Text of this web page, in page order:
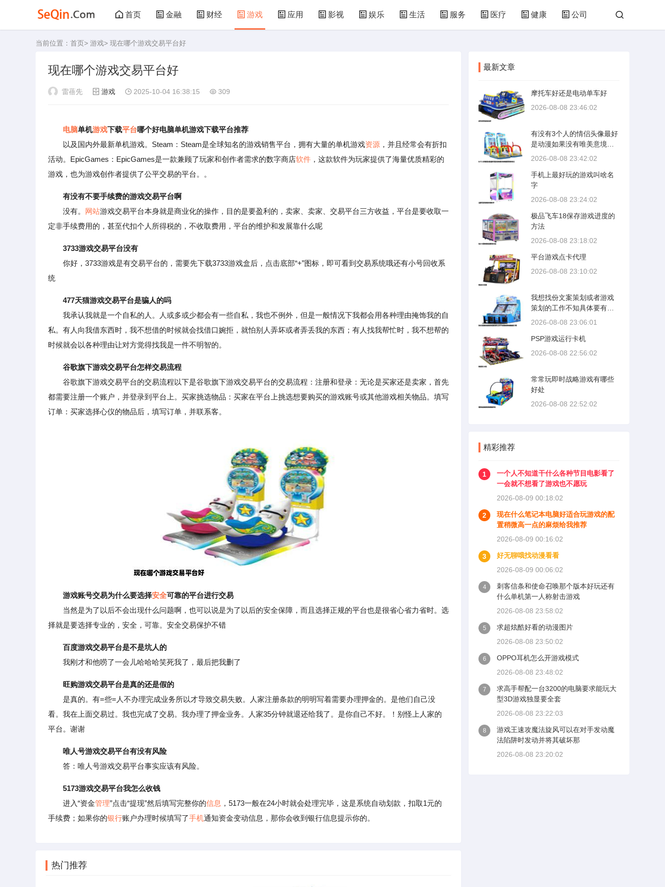
首页 金融 财经 游戏 应用 影视 娱乐 生活 服务 医疗 健康 公司
管理 文学
败家 厨房
当前位置： 首页> 游戏> 现在哪个游戏交易平台好
现在哪个游戏交易平台好
雷蓓先 游戏 2025-10-04 16:38:15 309
电脑单机游戏下载平台哪个好电脑单机游戏下载平台推荐
以及国内外最新单机游戏。Steam：Steam是全球知名的游戏销售平台，拥有大量的单机游戏资源 ，并且经常会有折扣
活动。EpicGames：EpicGames是一款兼顾了玩家和创作者需求的数字商店软件 ，这款软件为玩家提供了海量优质精彩的
游戏，也为游戏创作者提供了公平交易的平台。。
有没有不要手续费的游戏交易平台啊
没有。 网站游戏交易平台本身就是商业化的操作，目的是要盈利的，卖家、卖家、交易平台三方收益，平台是要收取一
定非手续费用的，甚至代扣个人所得税的，不收取费用，平台的维护和发展靠什么呢
3733游戏交易平台没有
你好，3733游戏是有交易平台的，需要先下载3733游戏盒后，点击底部“+”图标，即可看到交易系统哦还有小号回收系
统
477天猫游戏交易平台是骗人的吗
我承认我就是一个自私的人。人或多或少都会有一些自私，我也不例外，但是一般情况下我都会用各种理由掩饰我的自
私。有人向我借东西时，我不想借的时候就会找借口婉拒，就怕别人弄坏或者弄丢我的东西；有人找我帮忙时，我不想帮的
时候就会以各种理由让对方觉得找我是一件不明智的。
谷歌旗下游戏交易平台怎样交易流程
谷歌旗下游戏交易平台的交易流程以下是谷歌旗下游戏交易平台的交易流程：注册和登录：无论是买家还是卖家，首先
都需要注册一个账户，并登录到平台上。买家挑选物品：买家在平台上挑选想要购买的游戏账号或其他游戏相关物品。填写
订单：买家选择心仪的物品后，填写订单，并联系客。
游戏账号交易为什么要选择安全可靠的平台进行交易
当然是为了以后不会出现什么问题啊，也可以说是为了以后的安全保障，而且选择正规的平台也是很省心省力省时。选
择就是要选择专业的，安全，可靠。安全交易保护不错
百度游戏交易平台是不是坑人的
我刚才和他唠了一会儿哈哈哈笑死我了，最后把我删了
旺购游戏交易平台是真的还是假的
是真的。有=些=人不办理完成业务所以才导致交易失败。人家注册条款的明明写着需要办理押金的。是他们自己没
看。我在上面交易过。我也完成了交易。我办理了押金业务。人家35分钟就退还给我了。是你自己不好。！别怪上人家的
平台。谢谢
唯人号游戏交易平台有没有风险
答：唯人号游戏交易平台事实应该有风险。
5173游戏交易平台我怎么收钱
进入“资金管理”点击“提现”然后填写完整你的信息 ，5173一般在24小时就会处理完毕，这是系统自动划款，扣取1元的
手续费；如果你的银行账户办理时候填写了手机通知资金变动信息，那你会收到银行信息提示你的。
热门推荐
最新文章
摩托车好还是电动单车好
2026-08-08 23:46:02
有没有3个人的情侣头像最好
是动漫如果没有唯美意境的
也行
2026-08-08 23:42:02
手机上最好玩的游戏叫啥名
字
2026-08-08 23:24:02
极品飞车18保存游戏进度的
方法
2026-08-08 23:18:02
平台游戏点卡代理
2026-08-08 23:10:02
我想找份文案策划或者游戏
策划的工作不知具体要有哪
些能力呢
2026-08-08 23:06:01
PSP游戏运行卡机
2026-08-08 22:56:02
常常玩即时战略游戏有哪些
好处
2026-08-08 22:52:02
精彩推荐
1
一个人不知道干什么各种节目电影看了
一会就不想看了游戏也不愿玩
2026-08-09 00:18:02
2
现在什么笔记本电脑好适合玩游戏的配
置稍微高一点的麻烦给我推荐
2026-08-09 00:16:02
3
好无聊哦找动漫看看
2026-08-09 00:06:02
4
刺客信条和使命召唤那个版本好玩还有
什么单机第一人称射击游戏
2026-08-08 23:58:02
5
求超炫酷好看的动漫图片
2026-08-08 23:50:02
6
OPPO耳机怎么开游戏模式
2026-08-08 23:48:02
7
求高手帮配一台3200的电脑要求能玩大
型3D游戏独显要全套
2026-08-08 23:22:03
8
游戏王速攻魔法旋风可以在对手发动魔
法陷阱时发动并将其破坏那
2026-08-08 23:20:02